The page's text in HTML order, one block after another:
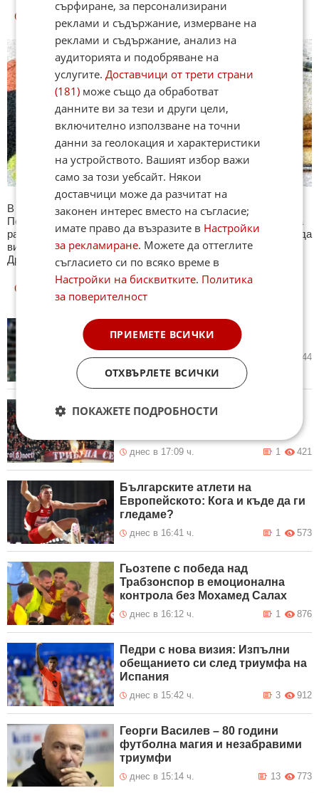
СПОРТ КУИЗОВЕ
В секция Спорт ще намерите тематична Куиз рубрика.
Периодично се публикува специализиран куиз с въпроси на
различна спортна тематика. След края на всеки тест може да
видите резултат с верните отговори, които сте натрупали.
Другите куизове може да намерите тук. Успех !
ОЩЕ НОВИНИ ОТ СПОРТ
Сержи Роберто се присъедини
към Лос Анджелис Галакси
днес в 17:39 ч. 244
10 000 билета са разпродадени
към момента за сблъсъка на
днес в 17:09 ч. 421
1
Българските атлети на
Европейското: Кога и къде да ги
гледаме?
днес в 16:41 ч. 573
1
Гьозтепе с победа над
Трабзонспор в емоционална
контрола без Мохамед Салах
днес в 16:12 ч. 876
1
Педри с нова визия: Изпълни
обещанието си след триумфа на
Испания
днес в 15:42 ч. 912
3
Георги Василев – 80 години
футболна магия и незабравими
триумфи
днес в 15:14 ч. 773
13
сърфиране, за персонализирани
реклами и съдържание, измерване на
реклами и съдържание, анализ на
аудиторията и подобряване на
услугите.Доставчици от трети страни
(181) може също да обработват
данните ви за тези и други цели,
включително използване на точни
данни за геолокация и характеристики
на устройството. Вашият избор важи
само за този уебсайт. Някои
доставчици може да разчитат на
законен интерес вместо на съгласие;
имате право да възразите в Настройки
за рекламиране. Можете да оттеглите
съгласието си по всяко време в
Настройки на бисквитките. Политика
за поверителност
ПРИЕМЕТЕ ВСИЧКИ
ОТХВЪРЛЕТЕ ВСИЧКИ
ПОКАЖЕТЕ ПОДРОБНОСТИ